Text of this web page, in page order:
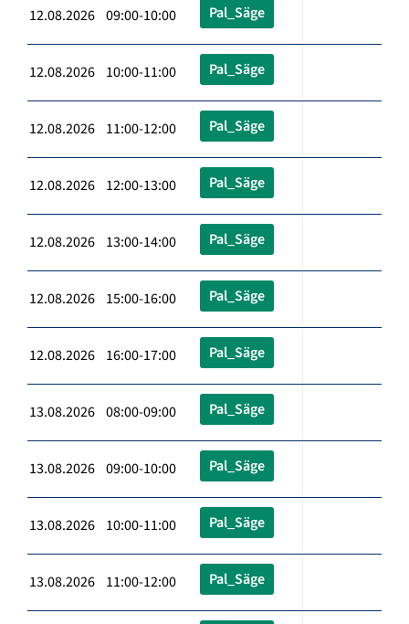
12.08.2026 09:00-10:00 Pal_Säge
12.08.2026 10:00-11:00 Pal_Säge
12.08.2026 11:00-12:00 Pal_Säge
12.08.2026 12:00-13:00 Pal_Säge
12.08.2026 13:00-14:00 Pal_Säge
12.08.2026 15:00-16:00 Pal_Säge
12.08.2026 16:00-17:00 Pal_Säge
13.08.2026 08:00-09:00 Pal_Säge
13.08.2026 09:00-10:00 Pal_Säge
13.08.2026 10:00-11:00 Pal_Säge
13.08.2026 11:00-12:00 Pal_Säge